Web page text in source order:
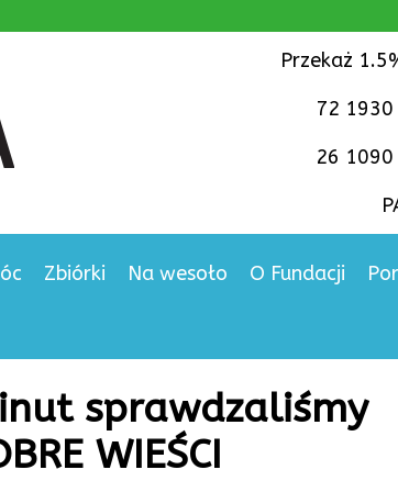
Przekaż
72
26
Zbiórki Na wesoło O Fundacji
sprawdzaliśmy
WIEŚCI